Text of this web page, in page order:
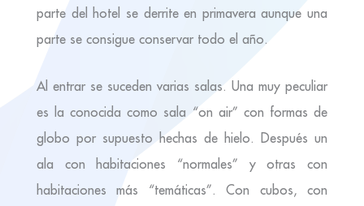
parte del hotel se derrite en primavera aunque una
parte se consigue conservar todo el año.
Al entrar se suceden varias salas. Una muy peculiar
es la conocida como sala “on air” con formas de
globo por supuesto hechas de hielo. Después un
ala con habitaciones “normales” y otras con
habitaciones más “temáticas”. Con cubos, con